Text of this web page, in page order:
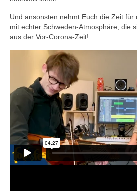
Und ansonsten nehmt Euch die Zeit
mit echter Schweden-Atmosphäre, die
aus der Vor-Corona-Zeit!